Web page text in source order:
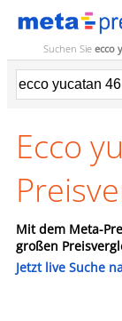
Suchen Sie ecco
Ecco
Mit dem Meta-
großen
Jetzt live Suche